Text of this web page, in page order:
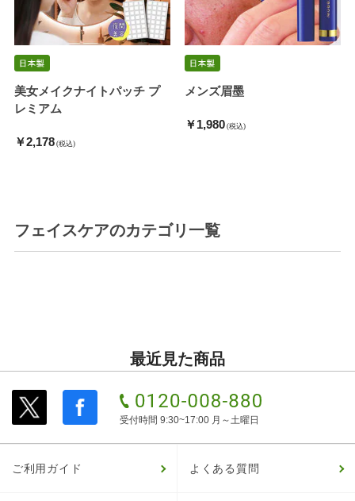
美女メイクナイトパッチ プ
レミアム
￥2,178 (税込)
メンズ眉墨
￥1,980 (税込)
フェイスケアのカテゴリ一覧
最近見た商品
受付時間 9:30~17:00 月～土曜日
ご利用ガイド よくある質問